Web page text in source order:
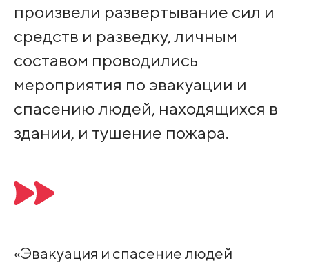
произвели развертывание сил и
средств и разведку, личным
составом проводились
мероприятия по эвакуации и
спасению людей, находящихся в
здании, и тушение пожара.
«Эвакуация и спасение людей